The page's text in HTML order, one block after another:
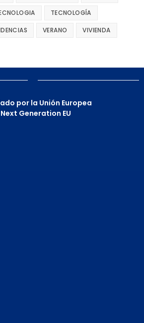
TECNOLOGÍA
VERANO VIVIENDA
por la Unión Europea
Generation EU